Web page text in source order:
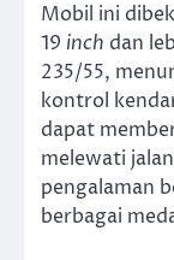
Mobil ini
19 inch dan
235/55,
kontrol
dapat
melewati
pengalaman
berbagai